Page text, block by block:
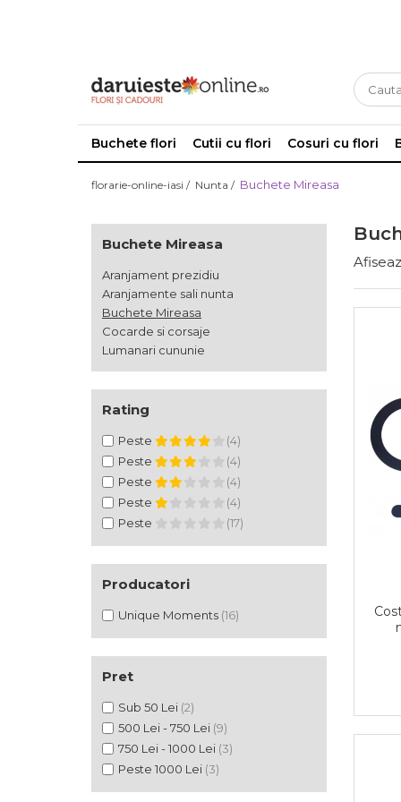
Aranjamente botez
Decor Cristelnita Botez
Lumanari botez
Aranjament prezidiu
Aranjamente sali nunta
Buchete Mireasa
Cocarde si corsaje
Cosuri cadou
Cakes by Arty
Jucarii de plus
Vinuri si Sampanii
Coroane funerare
Inimi funerare Iași
Aranjamente Funerare Iași
Coroane Funerare Lacrima
Buchete flori Cutii cu flori Cosuri cu flori
florarie-online-iasi / Nunta / Buchete Mireasa
Buchete Mireasa
Aranjament prezidiu
Aranjamente sali nunta
Buchete Mireasa
Cocarde si corsaje
Lumanari cununie
Rating
Peste
(4)
Peste
(4)
Peste
(4)
Peste
(4)
Peste
(17)
Producatori
Unique Moments (16)
Pret
Sub 50 Lei (2)
500 Lei - 750 Lei (9)
750 Lei - 1000 Lei (3)
Peste 1000 Lei (3)